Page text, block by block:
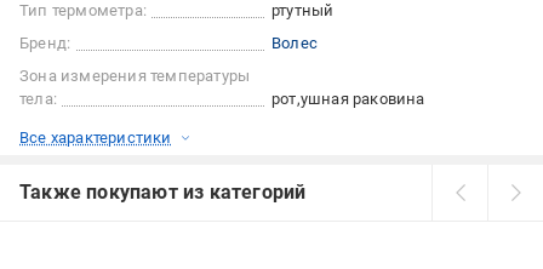
Тип термометра:
ртутный
Бренд:
Волес
Зона измерения температуры
тела:
рот ушная раковина
Все характеристики
Также покупают из категорий